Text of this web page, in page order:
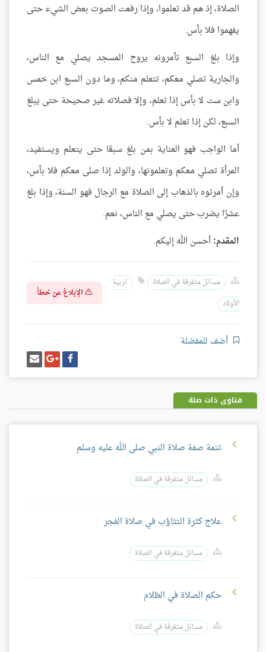
الصلاة، إذ هم قد تعلموا، وإذا رفعت الصوت بعض الشيء حتى
يفهموا فلا بأس.
وإذا بلغ السبع تأمرونه يروح المسجد يصلي مع الناس،
والجارية تصلي معكم، تتعلم منكم، وما دون السبع ابن خمس
وابن ست لا بأس إذا تعلم، وإلا فصلاته غير صحيحة حتى يبلغ
السبع، لكن إذا تعلم لا بأس.
أما الواجب فهو العناية بمن بلغ سبعًا حتى يتعلم ويستفيد،
المرأة تصلي معكم وتعلمونها، والولد إذا صلى معكم فلا بأس،
وإن أمرتوه بالذهاب إلى الصلاة مع الرجال فهو السنة، وإذا بلغ
عشرًا يضرب حتى يصلي مع الناس، نعم.
المقدم:أحسن الله إليكم.
مسائل متفرقة في الصلاة
تربية
الأولاد
الإبلاغ عن خطأ
أضف للمفضلة
شارك
على
فيسبوك
شارك
على
غوغل
بلس
إرسل
إيميل
فتاوى ذات صلة
تتمة صفة صلاة النبي صلى الله عليه وسلم
مسائل متفرقة في الصلاة
علاج كثرة التثاؤب في صلاة الفجر
مسائل متفرقة في الصلاة
حكم الصلاة في الظلام
مسائل متفرقة في الصلاة